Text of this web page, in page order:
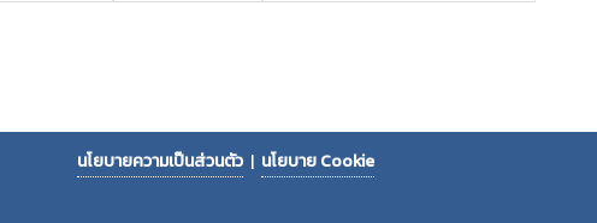
นโยบายความเป็นส่วนตัว | นโยบาย Cookie